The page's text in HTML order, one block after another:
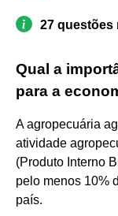
27 questões
Qual a
para a
A agropecuária
atividade
(Produto Interno
pelo menos 10%
país.